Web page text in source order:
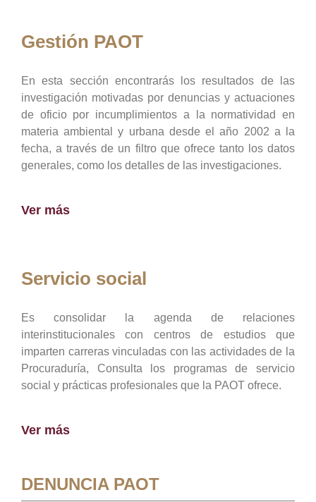
Gestión PAOT
En esta sección encontrarás los resultados de las
investigación motivadas por denuncias y actuaciones
de oficio por incumplimientos a la normatividad en
materia ambiental y urbana desde el año 2002 a la
fecha, a través de un filtro que ofrece tanto los datos
generales, como los detalles de las investigaciones.
Ver más
Servicio social
Es consolidar la agenda de relaciones
interinstitucionales con centros de estudios que
imparten carreras vinculadas con las actividades de la
Procuraduría, Consulta los programas de servicio
social y prácticas profesionales que la PAOT ofrece.
Ver más
DENUNCIA PAOT